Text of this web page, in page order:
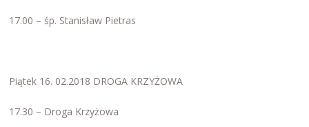
17.00 – śp. Stanisław Pietras
Piątek 16. 02.2018 DROGA KRZYŻOWA
17.30 – Droga Krzyżowa